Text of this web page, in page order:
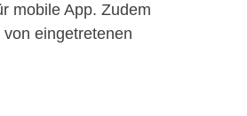
mobile App. Zudem
eingetretenen